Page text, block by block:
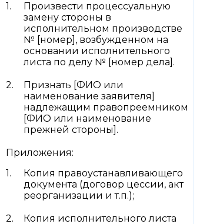
Произвести процессуальную
замену стороны в
исполнительном производстве
№ [номер], возбужденном на
основании исполнительного
листа по делу № [номер дела].
Признать [ФИО или
наименование заявителя]
надлежащим правопреемником
[ФИО или наименование
прежней стороны].
Приложения:
Копия правоустанавливающего
документа (договор цессии, акт
реорганизации и т.п.);
Копия исполнительного листа